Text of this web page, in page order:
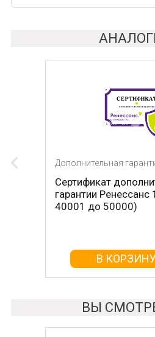
Дополнительная
Сертификат
гарантии Ренессанс
40001 до 50000)
В
ВЫ